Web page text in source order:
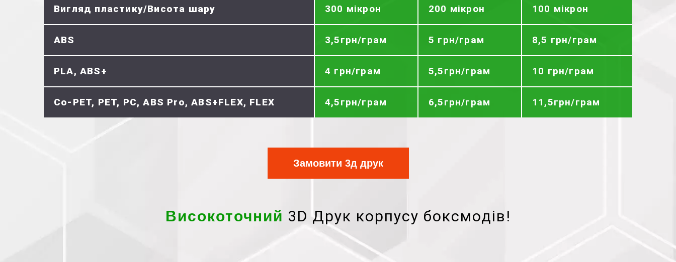
Вигляд пластику/Висота шару 300 мікрон 200 мікрон 100 мікрон
ABS 3,5грн/грам 5 грн/грам 8,5 грн/грам
PLA, ABS+ 4 грн/грам 5,5грн/грам 10 грн/грам
Co-PET, PET, PC, ABS Pro, ABS+FLEX, FLEX 4,5грн/грам 6,5грн/грам 11,5грн/грам
Замовити 3д друк
Високоточний 3D Друк корпусу боксмодів!